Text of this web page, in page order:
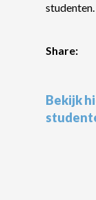
studenten.
Share:
Bekijk